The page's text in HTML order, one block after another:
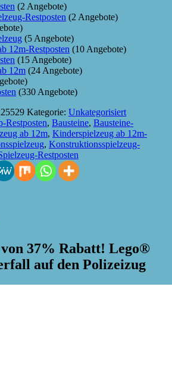
(2 Angebote)
Restposten (2 Angebote)
(5 Angebote)
12m-Restposten (10 Angebote)
(15 Angebote)
12m (24 Angebote)
(330 Angebote)
Kategorie: Unkategorisiert
Restposten, Bausteine, Bausteine-
ab 12m, Kinderspielzeug ab 12m-
, Konstruktionsspielzeug-
Restposten
37% Rabatt! Lego®
auf den Polizeizug